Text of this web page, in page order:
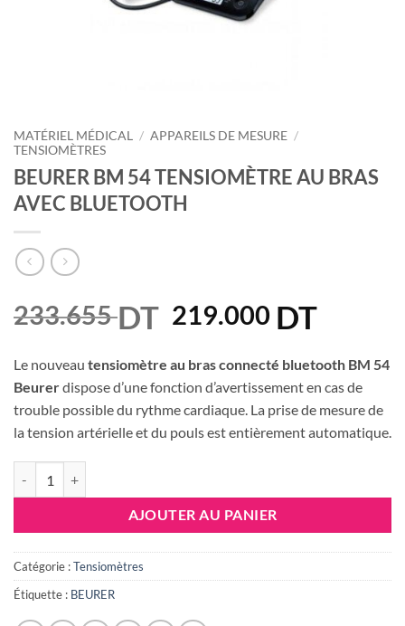
MATÉRIEL MÉDICAL / APPAREILS DE MESURE /
TENSIOMÈTRES
BEURER BM 54 TENSIOMÈTRE AU BRAS
AVEC BLUETOOTH
233.655DT Le
initial
était :
233.655 DT.
219.000 DTLe
actuel
est :
Le nouveau tensiomètre au bras connecté bluetooth BM 54
Beurerdispose d’une fonction d’avertissement en cas de
trouble possible du rythme cardiaque. La prise de mesure de
la tension artérielle et du pouls est entièrement automatique.
AJOUTER AU PANIER
Catégorie :Tensiomètres
Étiquette : BEURER